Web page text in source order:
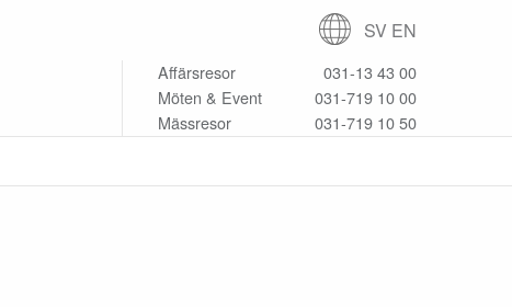
SV EN
Affärsresor
031-13 43 00
Möten & Event
031-719 10 00
Mässresor
031-719 10 50